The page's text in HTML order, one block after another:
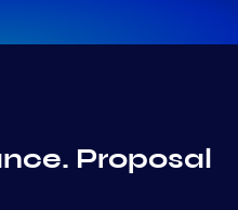
Proposal